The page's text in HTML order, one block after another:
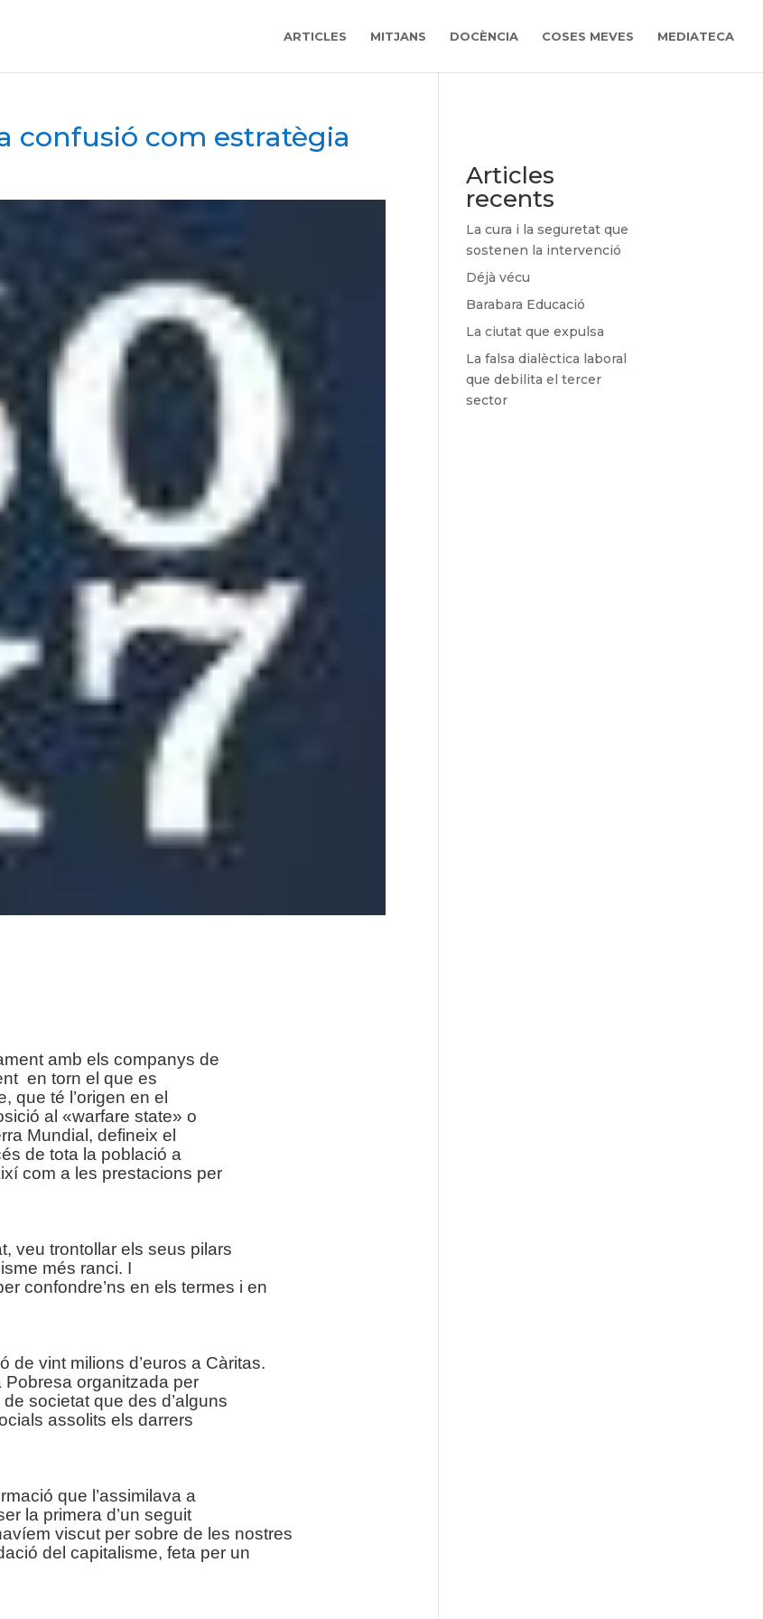
ARTICLES MITJANS DOCÈNCIA COSES MEVES MEDIATECA
confusió com estratègia
amb els companys de
en torn el que es
que té l’origen en el
al «warfare state» o
Mundial, defineix el
de tota la població a
com a les prestacions per
veu trontollar els seus pilars
més ranci. I
confondre’ns en els termes i en
de vint milions d’euros a Càritas.
Pobresa organitzada per
societat que des d’alguns
assolits els darrers
que l’assimilava a
la primera d’un seguit
viscut per sobre de les nostres
del capitalisme, feta per un
Articles
recents
La cura i la seguretat que
sostenen la intervenció
Déjà vécu
Barabara Educació
La ciutat que expulsa
La falsa dialèctica laboral
que debilita el tercer
sector